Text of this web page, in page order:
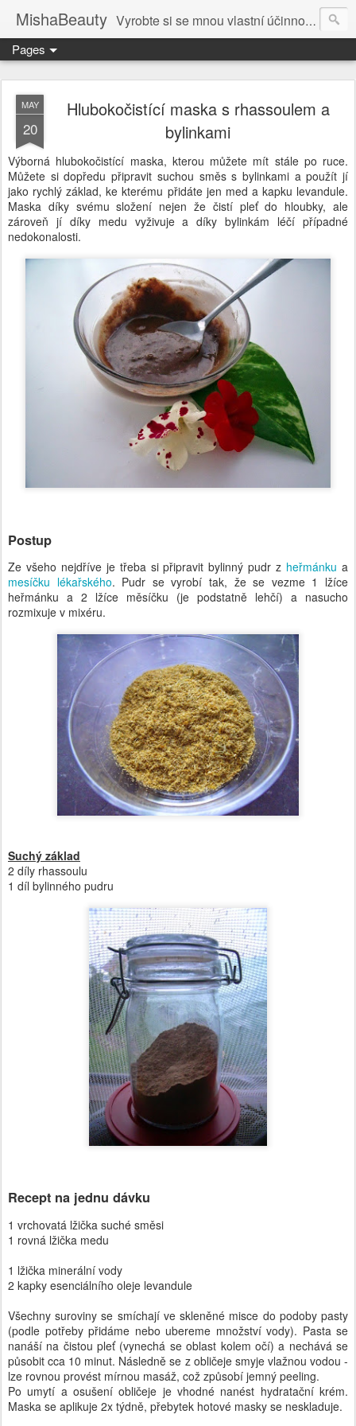
MishaBeauty Vyrobte si se mnou vlastní účinnou kosmetiku. Návody pre výrobu vlastnej kozmetiky.
Pages
MAY
20
Hlubokočistící maska s rhassoulem a
bylinkami
Výborná hlubokočistící maska, kterou můžete mít stále po ruce.
Můžete si dopředu připravit suchou směs s bylinkami a použít jí
jako rychlý základ, ke kterému přidáte jen med a kapku levandule.
Maska díky svému složení nejen že čistí pleť do hloubky, ale
zároveň jí díky medu vyživuje a díky bylinkám léčí případné
nedokonalosti.
Postup
Ze všeho nejdříve je třeba si připravit bylinný pudr z heřmánku a
mesíčku lékařského. Pudr se vyrobí tak, že se vezme 1 lžíce
heřmánku a 2 lžíce měsíčku (je podstatně lehčí) a nasucho
rozmixuje v mixéru.
Suchý základ
2 díly rhassoulu
1 díl bylinného pudru
Recept na jednu dávku
1 vrchovatá lžička suché směsi
1 rovná lžička medu
1 lžička minerální vody
2 kapky esenciálního oleje levandule
Všechny suroviny se smíchají ve skleněné misce do podoby pasty
(podle potřeby přidáme nebo ubereme množství vody). Pasta se
nanáší na čistou pleť (vynechá se oblast kolem očí) a nechává se
působit cca 10 minut. Následně se z obličeje smyje vlažnou vodou -
lze rovnou provést mírnou masáž, což způsobí jemný peeling.
Po umytí a osušení obličeje je vhodné nanést hydratační krém.
Maska se aplikuje 2x týdně, přebytek hotové masky se neskladuje.